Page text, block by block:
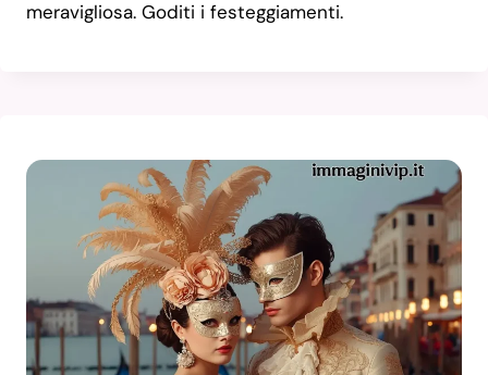
meravigliosa. Goditi i festeggiamenti.